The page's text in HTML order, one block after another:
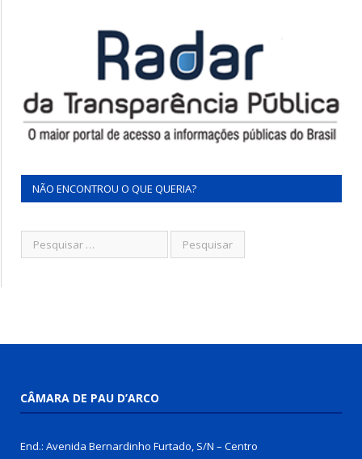
NÃO ENCONTROU O QUE QUERIA?
CÂMARA DE PAU D’ARCO
End.: Avenida Bernardinho Furtado, S/N – Centro